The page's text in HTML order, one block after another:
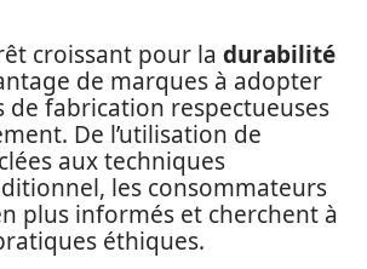
croissant pour la durabilité
de marques à adopter
de fabrication respectueuses
De l’utilisation de
aux techniques
les consommateurs
plus informés et cherchent à
éthiques.